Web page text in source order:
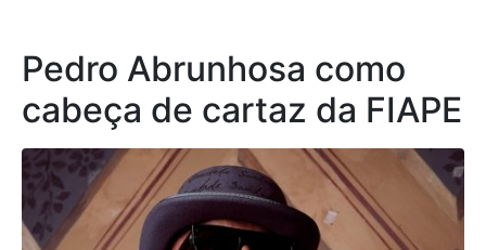
Pedro Abrunhosa como
cabeça de cartaz da FIAPE